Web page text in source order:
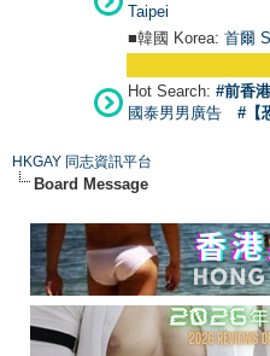
Taipei
■韓國 Korea: 首爾
Hot Search: #前香
國泰男男廣告
#【
HKGAY 同志資訊平台
Board Message